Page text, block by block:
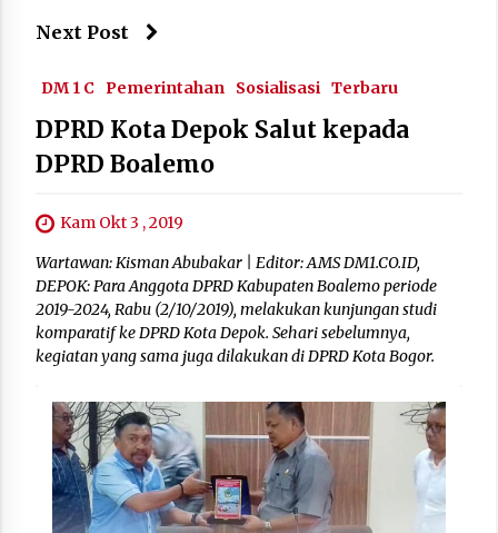
Next Post
DM 1 C Pemerintahan Sosialisasi Terbaru
DPRD Kota Depok Salut kepada
DPRD Boalemo
Kam Okt 3 , 2019
Wartawan: Kisman Abubakar | Editor: AMS DM1.CO.ID,
DEPOK: Para Anggota DPRD Kabupaten Boalemo periode
2019-2024, Rabu (2/10/2019), melakukan kunjungan studi
komparatif ke DPRD Kota Depok. Sehari sebelumnya,
kegiatan yang sama juga dilakukan di DPRD Kota Bogor.